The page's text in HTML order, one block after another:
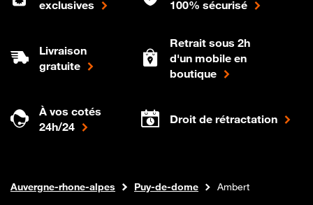
exclusives
100% sécurisé
Livraison
gratuite
Retrait sous 2h
d'un mobile en
boutique
À vos cotés
24h/24
Droit de rétractation
Boutique Orange
Internet fibre
Auvergne-rhone-alpes Puy-de-dome Ambert